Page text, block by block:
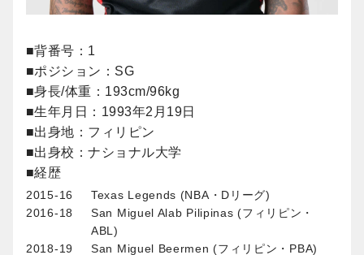
■背番号：1
■ポジション：SG
■身長/体重：193cm/96kg
■生年月日：1993年2月19日
■出身地：フィリピン
■出身校：ナショナル大学
■経歴
2015-16
Texas Legends (NBA・Dリーグ)
2016-18
San Miguel Alab Pilipinas (フィリピン・
ABL)
2018-19
San Miguel Beermen (フィリピン・PBA)